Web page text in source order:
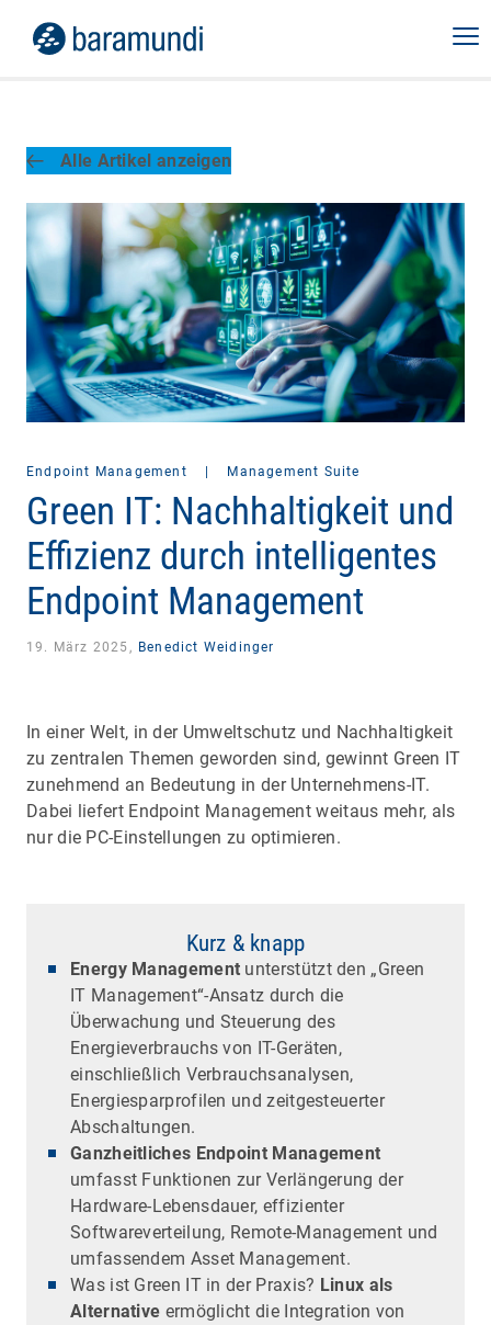
Alle Artikel anzeigen
Endpoint Management | Management Suite
Green IT: Nachhaltigkeit und
Effizienz durch intelligentes
Endpoint Management
19. März 2025, Benedict Weidinger
In einer Welt, in der Umweltschutz und Nachhaltigkeit
zu zentralen Themen geworden sind, gewinnt Green IT
zunehmend an Bedeutung in der Unternehmens-IT.
Dabei liefert Endpoint Management weitaus mehr, als
nur die PC-Einstellungen zu optimieren.
Kurz & knapp
Energy Management unterstützt den „Green
IT Management“-Ansatz durch die
Überwachung und Steuerung des
Energieverbrauchs von IT-Geräten,
einschließlich Verbrauchsanalysen,
Energiesparprofilen und zeitgesteuerter
Abschaltungen.
Ganzheitliches Endpoint Management
umfasst Funktionen zur Verlängerung der
Hardware-Lebensdauer, effizienter
Softwareverteilung, Remote-Management und
umfassendem Asset Management.
Was ist Green IT in der Praxis? Linux als
Alternative ermöglicht die Integration von